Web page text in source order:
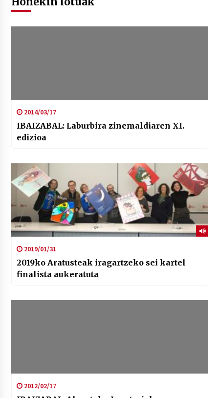
2014/03/17
IBAIZABAL: Laburbira zinemaldiaren XI.
edizioa
2019/01/31
2019ko Aratusteak iragartzeko sei kartel
finalista aukeratuta
2012/02/17